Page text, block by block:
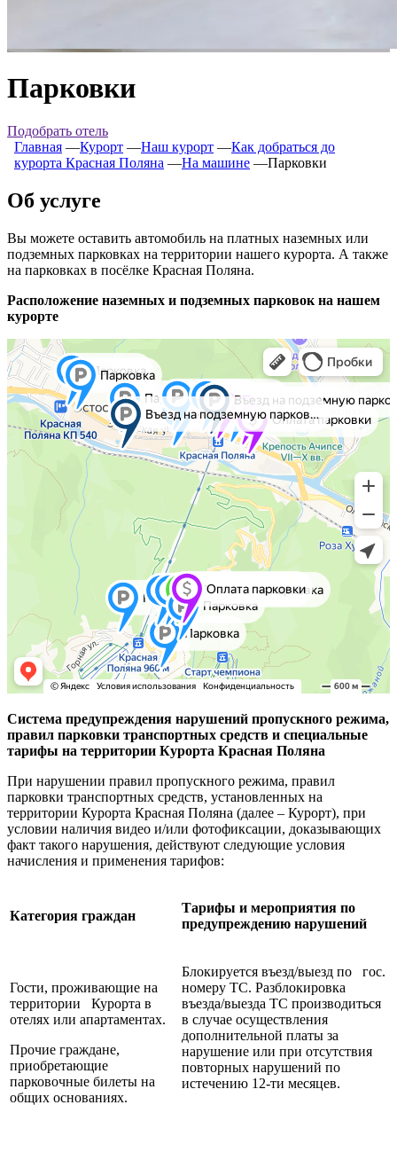
Парковки
Подобрать отель
Главная ―Курорт ―Наш курорт ―Как добраться до
курорта Красная Поляна ―На машине ―Парковки
Об услуге
Вы можете оставить автомобиль на платных наземных или
подземных парковках на территории нашего курорта. А также
на парковках в посёлке Красная Поляна.
Расположение наземных и подземных парковок на нашем
курорте
Система предупреждения нарушений пропускного режима,
правил парковки транспортных средств и специальные
тарифы на территории Курорта Красная Поляна
При нарушении правил пропускного режима, правил
парковки транспортных средств, установленных на
территории Курорта Красная Поляна (далее – Курорт), при
условии наличия видео и/или фотофиксации, доказывающих
факт такого нарушения, действуют следующие условия
начисления и применения тарифов:
Категория граждан
Тарифы и мероприятия по
предупреждению нарушений
Гости, проживающие на
территории Курорта в
отелях или апартаментах.
Прочие граждане,
приобретающие
парковочные билеты на
общих основаниях.
Блокируется въезд/выезд по гос.
номеру ТС. Разблокировка
въезда/выезда ТС производиться
в случае осуществления
дополнительной платы за
нарушение или при отсутствия
повторных нарушений по
истечению 12-ти месяцев.